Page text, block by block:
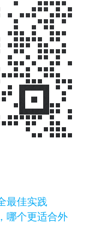
最佳实践
哪个更适合外